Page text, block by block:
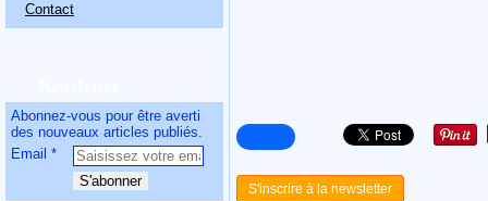
Contact
Abonnez-vous pour être averti
des nouveaux articles publiés.
Email
S'inscrire à la newsletter